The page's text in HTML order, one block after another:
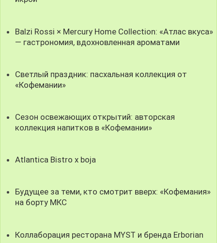
Balzi Rossi × Mercury Home Collection: «Атлас вкуса»
— гастрономия, вдохновленная ароматами
Светлый праздник: пасхальная коллекция от
«Кофемании»
Сезон освежающих открытий: авторская
коллекция напитков в «Кофемании»
Atlantica Bistro x boja
Будущее за теми, кто смотрит вверх: «Кофемания»
на борту МКС
Коллаборация ресторана MYST и бренда Erborian